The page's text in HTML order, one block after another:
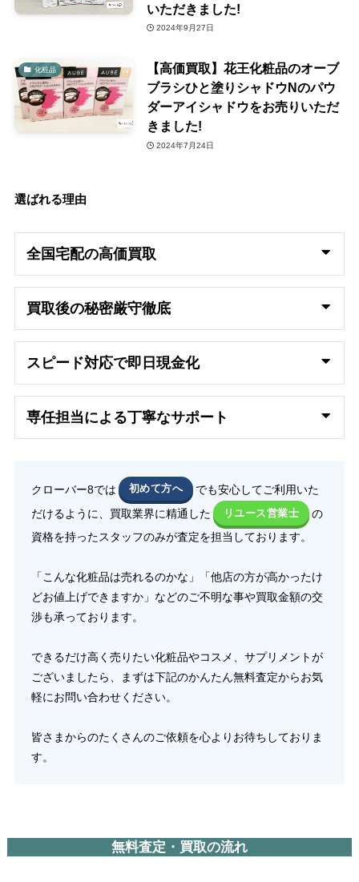
いただきました!
2024年9月27日
化粧品
【高価買取】花王化粧品のオーブ
ブラシひと塗りシャドウNのパウ
ダーアイシャドウをお売りいただ
きました!
2024年7月24日
選ばれる理由
全国宅配の高価買取
買取後の秘密厳守徹底
スピード対応で即日 現金化
専任担当による丁寧なサポート
クローバー8では 初めて方へ
でも安心してご利用いた
だけるように、買取業界に精通した
リユース営業士
の
資格を持ったスタッフのみが査定を担当しております。
「こんな化粧品は売れるのかな」「他店の方が高かったけ
どお値上げできますか」などのご不明な事や買取金額の交
渉も承っております。
できるだけ高く売りたい化粧品やコスメ、サプリメントが
ございましたら、まずは下記のかんたん無料査定からお気
軽にお問い合わせください。
皆さまからのたくさんのご依頼を心よりお待ちしておりま
す。
無料査定・買取の流れ